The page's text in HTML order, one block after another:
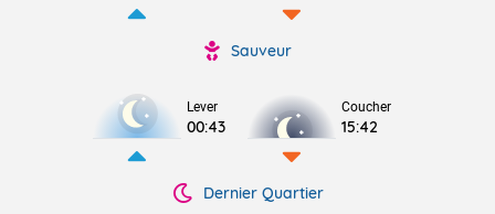
Sauveur
Lever
00:43
Coucher
15:42
Dernier Quartier